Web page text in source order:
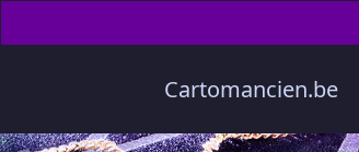
Cartomancien.be